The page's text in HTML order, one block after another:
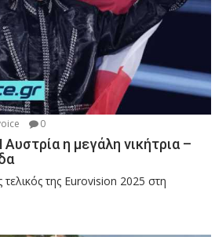
0
η μεγάλη νικήτρια –
της Eurovision 2025 στη